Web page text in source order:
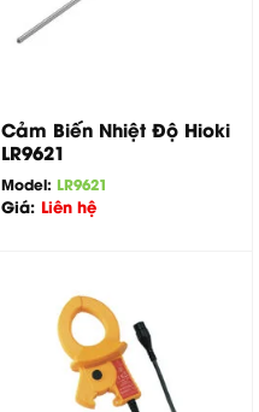
Cảm Biến Nhiệt Độ Hioki
LR9621
Model: LR9621
Giá: Liên hệ